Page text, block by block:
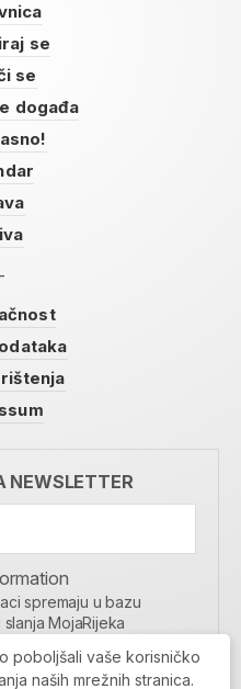
se
se
događa
NEWSLETTER
spremaju u bazu
MojaRijeka
poboljšali vaše korisničko
naših mrežnih stranica.